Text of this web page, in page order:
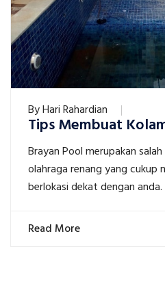
ByHari Rahardian
Tips Membuat
Brayan Pool merupakan
olahraga renang yang cukup
berlokasi dekat dengan
Read More